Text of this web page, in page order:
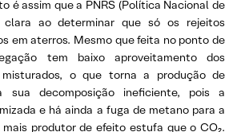
é assim que a PNRS (Política Nacional de
clara ao determinar que só os rejeitos
em aterros. Mesmo que feita no ponto de
tem baixo aproveitamento dos
o que torna a produção de
decomposição ineficiente, pois a
e há ainda a fuga de metano para a
produtor de efeito estufa que o CO₂.